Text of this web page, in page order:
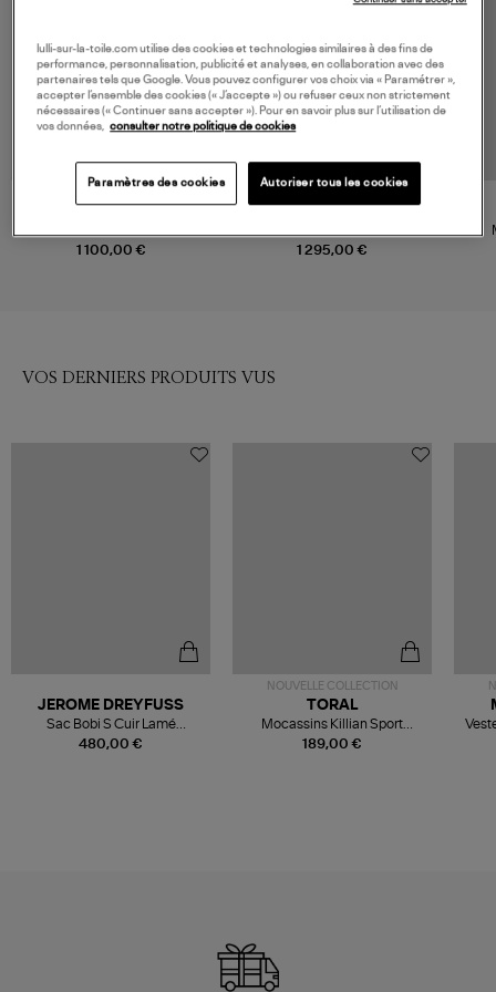
1 100,00 € 1 295,00 €
VOS DERNIERS PRODUITS VUS
480,00 €
JEROME DREYFUSS
Sac Bobi S Cuir Lamé
Champagne
NOUVELLE COLLECTION
189,00 €
TORAL
Mocassins Killian Sport
Mousse
lulli-sur-la-toile.com utilise des cookies et technologies similaires à des fins de
performance, personnalisation, publicité et analyses, en collaboration avec des
partenaires tels que Google. Vous pouvez configurer vos choix via « Paramétrer »,
accepter l’ensemble des cookies (« J’accepte ») ou refuser ceux non strictement
nécessaires (« Continuer sans accepter »). Pour en savoir plus sur l’utilisation de
vos données, consulter notre politique de cookies
Paramètres des cookies Autoriser tous les cookies